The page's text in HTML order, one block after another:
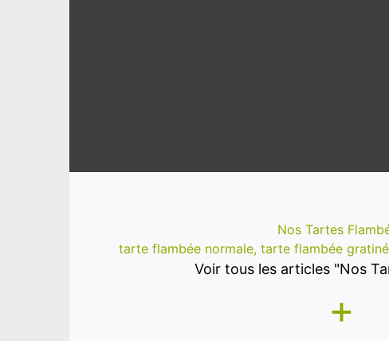
Nos Tartes
tarte flambée normale, tarte flambée
Voir tous les articles "Nos
+